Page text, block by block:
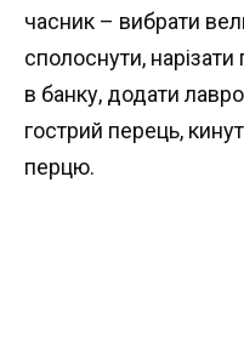
часник – вибрати
сполоснути,
в банку, додати
гострий перець,
перцю.